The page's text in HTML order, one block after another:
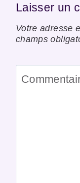
Laisser un
Votre adresse
champs